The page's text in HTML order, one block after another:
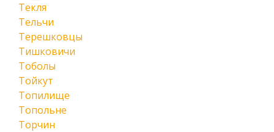
Текля
Тельчи
Терешковцы
Тишковичи
Тоболы
Тойкут
Топилище
Топольне
Торчин